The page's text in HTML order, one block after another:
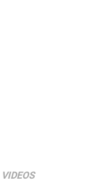
VIDEOS